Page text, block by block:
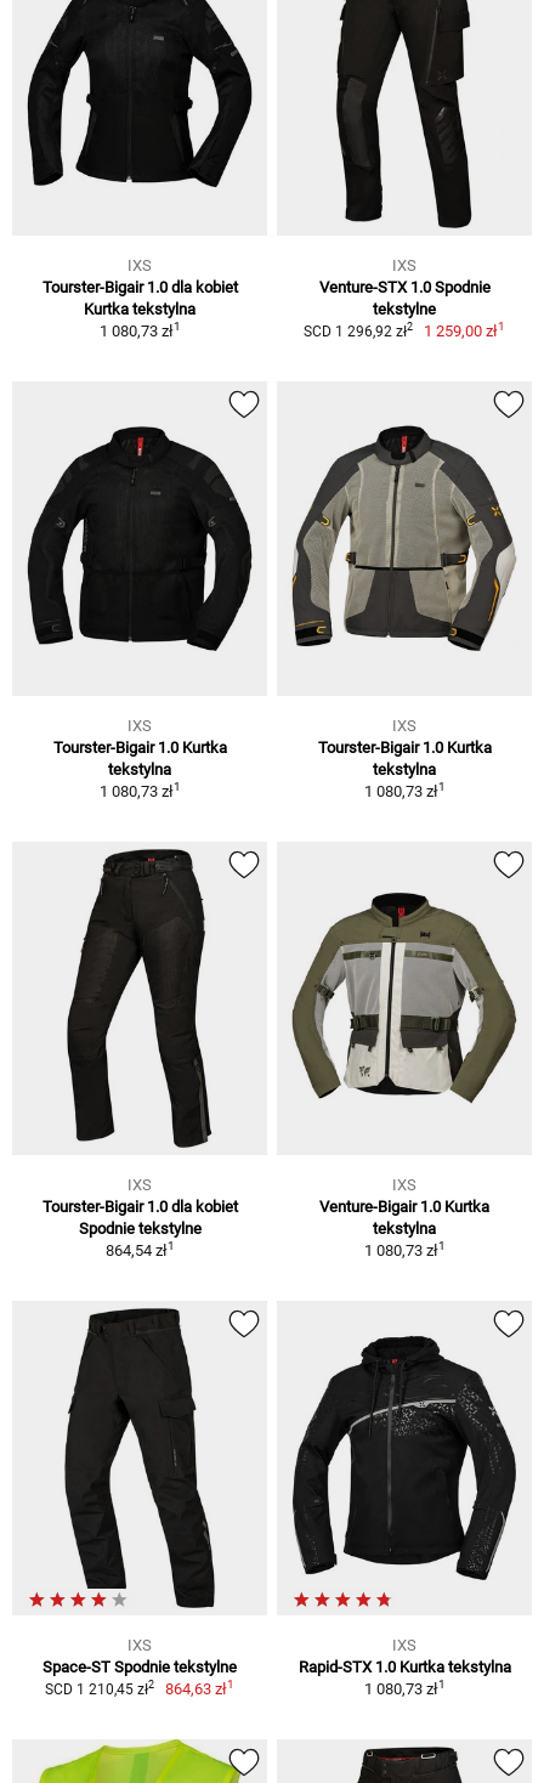
IXS
Tourster-Bigair 1.0 dla kobiet
Kurtka tekstylna
1 080,73 zł1
IXS
Venture-STX 1.0 Spodnie
tekstylne
SCD 1 296,92 zł2 1 259,00 zł1
IXS
Tourster-Bigair 1.0 Kurtka
tekstylna
1 080,73 zł1
IXS
Tourster-Bigair 1.0 Kurtka
tekstylna
1 080,73 zł1
IXS
Tourster-Bigair 1.0 dla kobiet
Spodnie tekstylne
864,54 zł1
IXS
Venture-Bigair 1.0 Kurtka
tekstylna
1 080,73 zł1
IXS
Space-ST Spodnie tekstylne
SCD 1 210,45 zł2 864,63 zł1
IXS
Rapid-STX 1.0 Kurtka tekstylna
1 080,73 zł1